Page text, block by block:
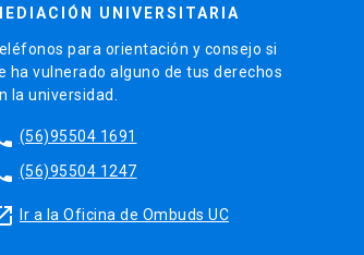
UNIVERSITARIA
para orientación y consejo si
ha vulnerado alguno de tus derechos
la universidad.
(56)95504 1691
(56)95504 1247
Ir a la Oficina de Ombuds UC